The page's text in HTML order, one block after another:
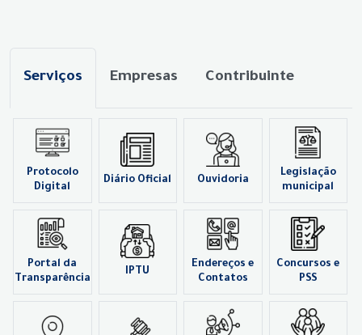
Serviços Empresas Contribuinte
Protocolo
Digital
Diário Oficial Ouvidoria
Legislação
municipal
Portal da
Transparência
IPTU
Endereços e
Contatos
Concursos e
PSS